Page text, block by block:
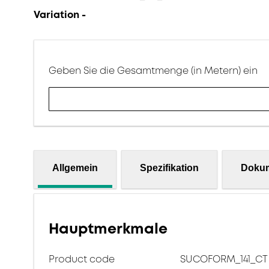
Variation -
Geben Sie die Gesamtmenge (in Metern) ein
Allgemein Spezifikation
Hauptmerkmale
Product code SUCOFORM_141_CT